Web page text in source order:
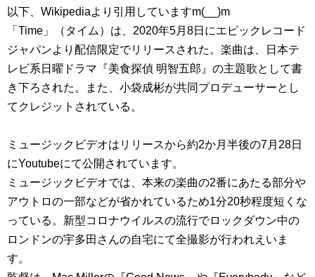
以下、Wikipediaより引用していますm(__)m
「Time」（タイム）は、2020年5月8日にエピックレコード
ジャパンより配信限定でリリースされた。楽曲は、日本テ
レビ系日曜ドラマ『美食探偵 明智五郎』の主題歌として書
き下ろされた。また、小袋成彬が共同プロデューサーとし
てクレジットされている。
ミュージックビデオはリリースから約2か月半後の7月28日
にYoutubeにて公開されています。
ミュージックビデオでは、本来の楽曲の2番にあたる部分や
アウトロの一部などが省かれているため1分20秒程度短くな
っている。新型コロナウイルスの流行でロックダウン中の
ロンドンの宇多田さんの自宅にて全撮影が行われえいま
す。